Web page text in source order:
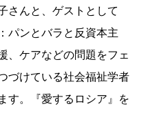
さんと、ゲストとして
パンとバラと反資本主
、ケアなどの問題をフェ
づけている社会福祉学者
す。『愛するロシア』を